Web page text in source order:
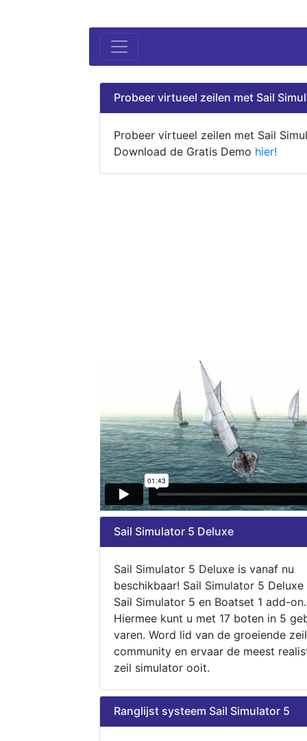
Probeer virtueel zeilen met Sail
Probeer virtueel zeilen met Sail
Download de Gratis Demo hier!
Sail Simulator 5 Deluxe
Sail Simulator 5 Deluxe is vanaf nu
beschikbaar! Sail Simulator 5
Sail Simulator 5 en Boatset 1 add-on.
Hiermee kunt u met 17 boten in 5
varen. Word lid van de groeiende zeil
community en ervaar de meest
zeil simulator ooit.
Ranglijst systeem Sail Simulator 5